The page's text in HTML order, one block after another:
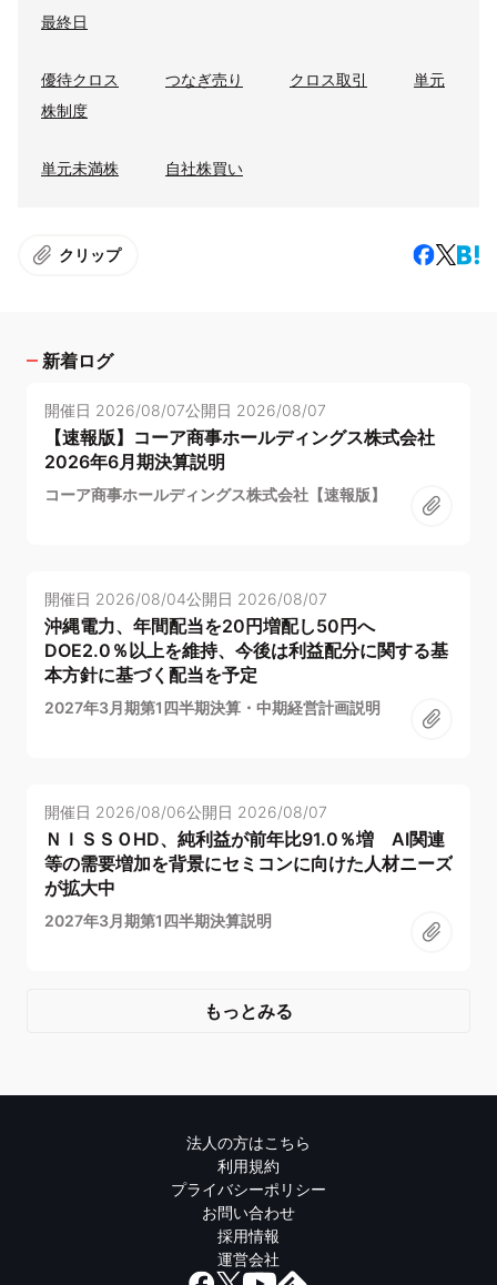
最終日
優待クロス つなぎ売り クロス取引
単元
株制度
単元未満株 自社株買い
クリップ
新着ログ
開催日 2026/08/07公開日 2026/08/07
【速報版】コーア商事ホールディングス株式会社
2026年6月期決算説明
コーア商事ホールディングス株式会社【速報版】
開催日 2026/08/04公開日 2026/08/07
沖縄電力、年間配当を20円増配し50円へ
DOE2.0％以上を維持、今後は利益配分に関する基
本方針に基づく配当を予定
2027年3月期第1四半期決算・中期経営計画説明
開催日 2026/08/06公開日 2026/08/07
ＮＩＳＳＯHD、純利益が前年比91.0％増 AI関連
等の需要増加を背景にセミコンに向けた人材ニーズ
が拡大中
2027年3月期第1四半期決算説明
もっとみる
法人の方はこちら
利用規約
プライバシーポリシー
お問い合わせ
採用情報
運営会社